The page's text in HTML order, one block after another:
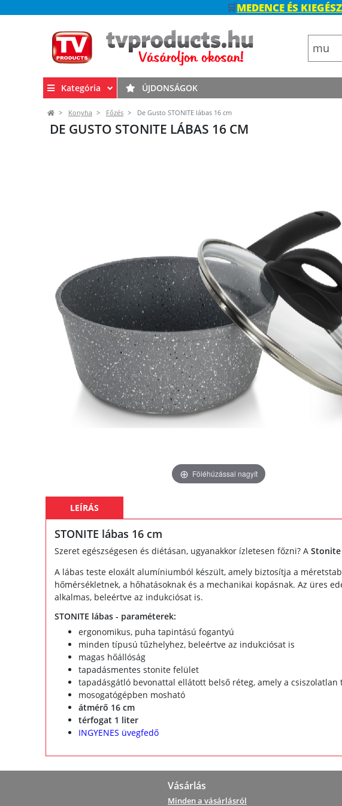
🛒MEDENCE ÉS
Kategória ÚJDONSÁGOK
Konyha Főzés De Gusto STONITE lábas 16 cm
DE GUSTO STONITE LÁBAS 16 CM
Föléhúzással nagyít
LEÍRÁS
STONITE lábas 16 cm
Szeret egészségesen és diétásan, ugyanakkor ízletesen főzni? AStonite
A lábas teste eloxált alumíniumból készült, amely biztosítja a
hőmérsékletnek, a hőhatásoknak és a mechanikai kopásnak. Az üres
alkalmas, beleértve az indukciósat is.
STONITE lábas - paraméterek:
ergonomikus, puha tapintású fogantyú
minden típusú tűzhelyhez, beleértve az indukciósat is
magas hőállóság
tapadásmentes stonite felület
tapadásgátló bevonattal ellátott belső réteg, amely a
mosogatógépben mosható
átmérő 16 cm
térfogat 1 liter
INGYENES üvegfedő
Vásárlás
Minden a vásárlásról